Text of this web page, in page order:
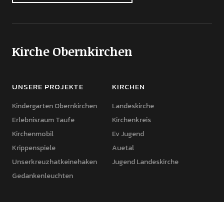
Kirche Obernkirchen
UNSERE PROJEKTE
Kindergarten Obernkirchen
Erlebnisraum Taufe
Kirchenmobil
Krippenspiele
Unserkreuzhatkeinehaken
Gedankenleuchten
KIRCHEN
Landeskirche
Kirchenkreis
Ev Jugend
Auetal
Jugend Landeskirche